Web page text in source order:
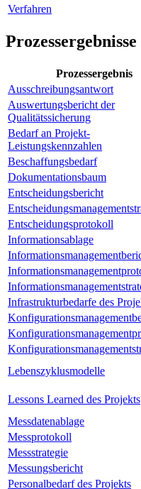
Verfahren
Prozessergebnisse
Prozessergebnis
Ausschreibungsantwort
Auswertungsbericht der
Qualitätssicherung
Bedarf an Projekt-
Leistungskennzahlen
Beschaffungsbedarf
Dokumentationsbaum
Entscheidungsbericht
Entscheidungsprotokoll
Informationsablage
Infrastrukturbedarfe des
Lebenszyklusmodelle
Lessons Learned des Projekts
Messdatenablage
Messprotokoll
Messstrategie
Messungsbericht
Personalbedarf des Projekts